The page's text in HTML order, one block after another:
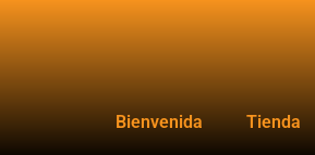
Bienvenida Tienda